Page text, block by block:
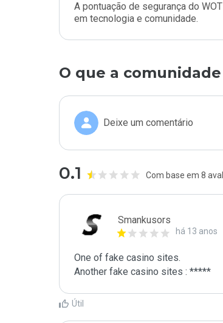
A pontuação de segurança do
em tecnologia e comunidade.
O que a
Deixe um comentário
0.1 Com base em 8
Smankusors
há 13 anos
One of fake casino sites.
Another fake casino sites : *****
Útil